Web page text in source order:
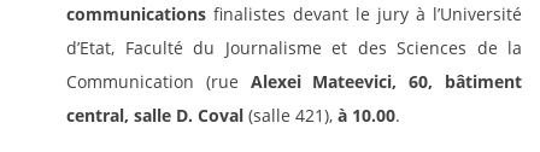
communications finalistes devant le jury à l’Université
d’Etat, Faculté du Journalisme et des Sciences de la
Communication (rue Alexei Mateevici, 60, bâtiment
central, salle D. Coval (salle 421), à 10.00.